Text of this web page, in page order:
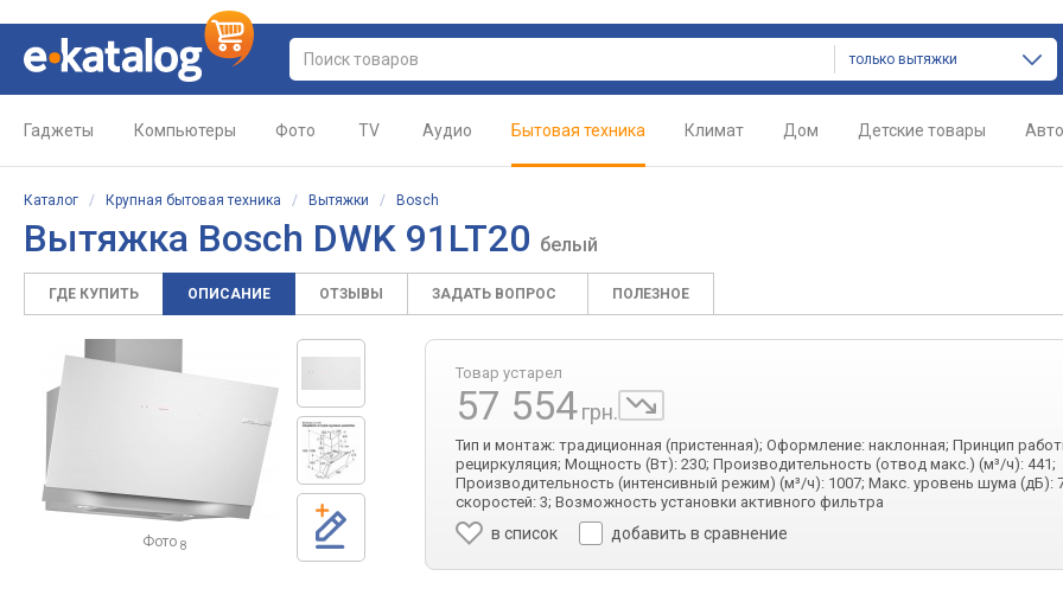
только вытяжки
Гаджеты Компьютеры Фото TV Аудио Бытовая техника Климат Дом Детские товары Авто
Каталог / Крупная бытовая техника / Вытяжки / Bosch
Вытяжка Bosch DWK 91LT20 белый
ГДЕ КУПИТЬ ОПИСАНИЕ ОТЗЫВЫ ЗАДАТЬ ВОПРОС ПОЛЕЗНОЕ
Фото 8
Товар устарел
57 554грн.
Тип и монтаж: традиционная (пристенная); Оформление: наклонная; Принцип
рециркуляция; Мощность (Вт): 230; Производительность (отвод макс.) (м³/ч): 441;
Производительность (интенсивный режим) (м³/ч): 1007; Макс. уровень шума (дБ):
скоростей: 3; Возможность установки активного фильтра
в список добавить в сравнение